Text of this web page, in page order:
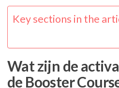
Key sections in the
Wat zijn de
de Booster